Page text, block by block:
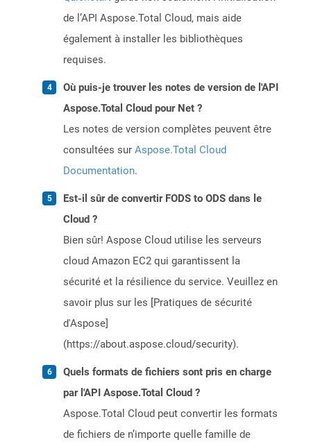
de l’API Aspose.Total Cloud, mais aide
également à installer les bibliothèques
requises.
Où puis-je trouver les notes de version de l'API
Aspose.Total Cloud pour Net ?
Les notes de version complètes peuvent être
consultées sur Aspose.Total Cloud
Documentation.
Est-il sûr de convertir FODS to ODS dans le
Cloud ?
Bien sûr! Aspose Cloud utilise les serveurs
cloud Amazon EC2 qui garantissent la
sécurité et la résilience du service. Veuillez en
savoir plus sur les [Pratiques de sécurité
d'Aspose]
(https://about.aspose.cloud/security).
Quels formats de fichiers sont pris en charge
par l'API Aspose.Total Cloud ?
Aspose.Total Cloud peut convertir les formats
de fichiers de n’importe quelle famille de